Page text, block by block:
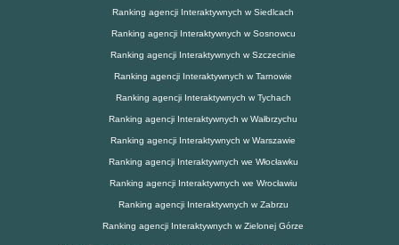
Ranking agencji Interaktywnych w Siedlcach
Ranking agencji Interaktywnych w Sosnowcu
Ranking agencji Interaktywnych w Szczecinie
Ranking agencji Interaktywnych w Tarnowie
Ranking agencji Interaktywnych w Tychach
Ranking agencji Interaktywnych w Wałbrzychu
Ranking agencji Interaktywnych w Warszawie
Ranking agencji Interaktywnych we Włocławku
Ranking agencji Interaktywnych we Wrocławiu
Ranking agencji Interaktywnych w Zabrzu
Ranking agencji Interaktywnych w Zielonej Górze